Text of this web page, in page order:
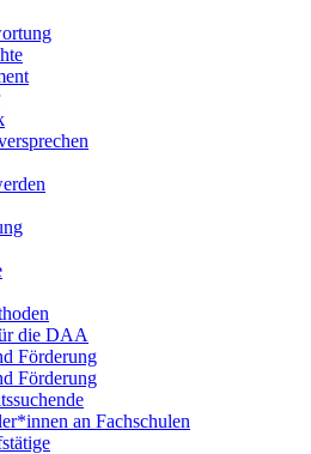
die DAA
Förderung
Förderung
an Fachschulen